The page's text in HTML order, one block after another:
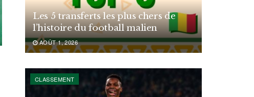
Les 5 transferts les plus chers de
l’histoire du football malien
AOÛT 1, 2026
CLASSEMENT